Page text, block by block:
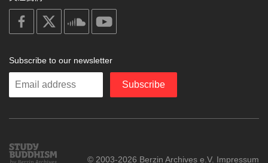
on
facebook
soundcloud
Subscribe to our newsletter
Enter
Subscribe
Study
Buddhism
© 2003-2026 Berzin Archives e.V. Impressum